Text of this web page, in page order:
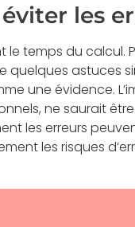
les
temps du calcul.
quelques astuces
une évidence.
ne saurait
les erreurs
les risques